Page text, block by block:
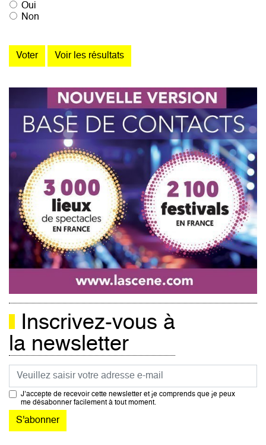
Oui
Non
Inscrivez-vous à
la newsletter
Courriel
J’accepte de recevoir cette newsletter et je comprends que je peux
me désabonner facilement à tout moment.